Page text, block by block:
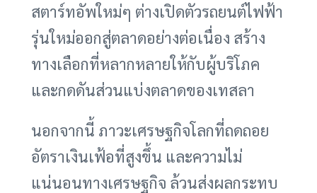
สตาร์ทอัพใหม่ๆ ต่างเปิดตัวรถยนต์ไฟฟ้า
รุ่นใหม่ออกสู่ตลาดอย่างต่อเนื่อง สร้าง
ทางเลือกที่หลากหลายให้กับผู้บริโภค
และกดดันส่วนแบ่งตลาดของเทสลา
นอกจากนี้ ภาวะเศรษฐกิจโลกที่ถดถอย
อัตราเงินเฟ้อที่สูงขึ้น และความไม่
แน่นอนทางเศรษฐกิจ ล้วนส่งผลกระทบ